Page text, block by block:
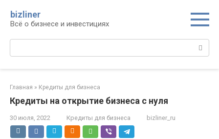
контенту
bizliner
Всё о бизнесе и инвестициях
Поиск:
Главная » Кредиты для бизнеса
Кредиты на открытие бизнеса с нуля
30 июля, 2022 Кредиты для бизнеса bizliner_ru